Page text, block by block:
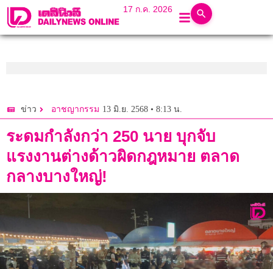
17 ก.ค. 2026
ข่าว อาชญากรรม 13 มิ.ย. 2568 • 8:13 น.
ระดมกำลังกว่า 250 นาย บุกจับ
แรงงานต่างด้าวผิดกฎหมาย ตลาด
กลางบางใหญ่!